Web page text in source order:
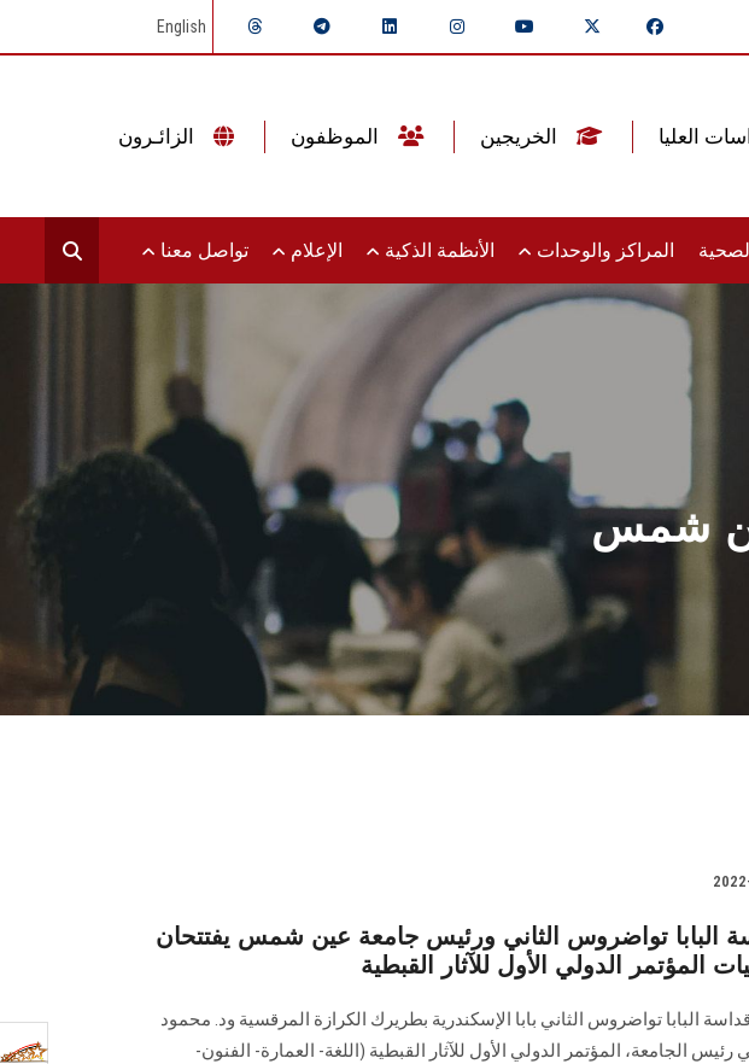
English
المراكز والوحدات الأنظمة الذكية الإعلام تواصل معنا
شمس
البابا تواضروس الثاني ورئيس جامعة عين شمس يفتتحان
المؤتمر الدولي الأول للآثار القبطية
البابا تواضروس الثاني بابا الإسكندرية بطريرك الكرازة المرقسية ود. محمود
رئيس الجامعة، المؤتمر الدولي الأول للآثار القبطية (اللغة- العمارة- الفنون-